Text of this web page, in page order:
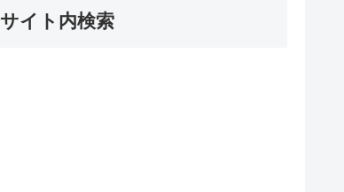
サイト内検索